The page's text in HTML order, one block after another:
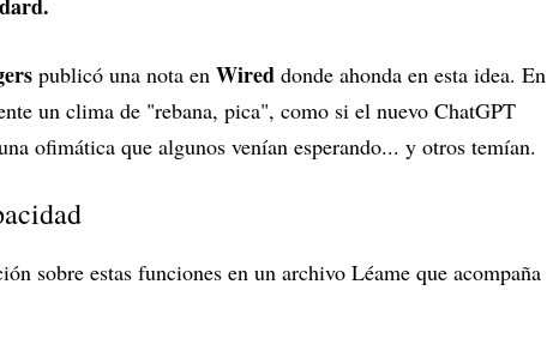
publicó una nota en Wired donde ahonda en esta idea. En
un clima de "rebana, pica", como si el nuevo ChatGPT
ofimática que algunos venían esperando... y otros temían.
sobre estas funciones en un archivo Léame que acompaña